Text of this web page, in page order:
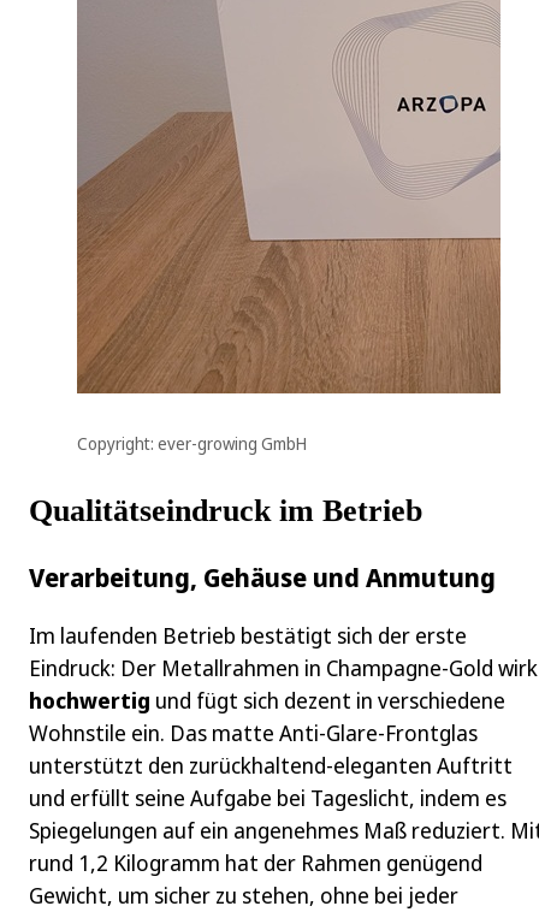
Copyright: ever-growing GmbH
Qualitätseindruck im Betrieb
Verarbeitung, Gehäuse und Anmutung
Im laufenden Betrieb bestätigt sich der erste
Eindruck: Der Metallrahmen in Champagne-Gold
hochwertig und fügt sich dezent in verschiedene
Wohnstile ein. Das matte Anti-Glare-Frontglas
unterstützt den zurückhaltend-eleganten Auftritt
und erfüllt seine Aufgabe bei Tageslicht, indem es
Spiegelungen auf ein angenehmes Maß reduziert.
rund 1,2 Kilogramm hat der Rahmen genügend
Gewicht, um sicher zu stehen, ohne bei jeder